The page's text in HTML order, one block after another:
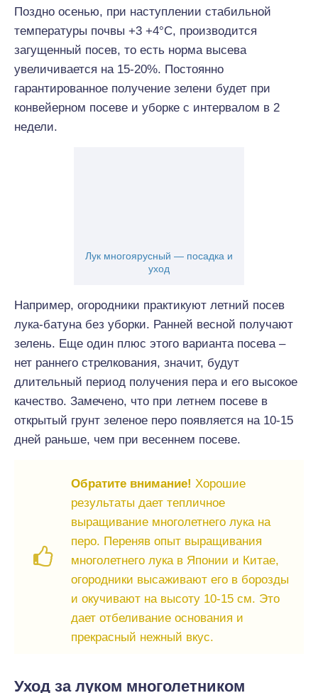
Поздно осенью, при наступлении стабильной
температуры почвы +3 +4°С, производится
загущенный посев, то есть норма высева
увеличивается на 15-20%. Постоянно
гарантированное получение зелени будет при
конвейерном посеве и уборке с интервалом в 2
недели.
Лук многоярусный — посадка и
уход
Например, огородники практикуют летний посев
лука-батуна без уборки. Ранней весной получают
зелень. Еще один плюс этого варианта посева –
нет раннего стрелкования, значит, будут
длительный период получения пера и его высокое
качество. Замечено, что при летнем посеве в
открытый грунт зеленое перо появляется на 10-15
дней раньше, чем при весеннем посеве.
Обратите внимание! Хорошие
результаты дает тепличное
выращивание многолетнего лука на
перо. Переняв опыт выращивания
многолетнего лука в Японии и Китае,
огородники высаживают его в борозды
и окучивают на высоту 10-15 см. Это
дает отбеливание основания и
прекрасный нежный вкус.
Уход за луком многолетником